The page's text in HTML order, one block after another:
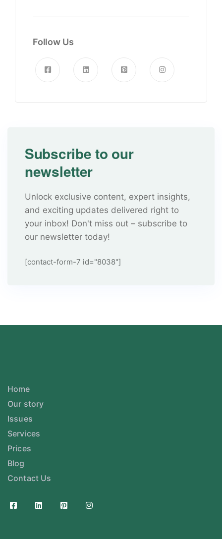
Follow Us
Subscribe to our
newsletter
Unlock exclusive content, expert insights,
and exciting updates delivered right to
your inbox! Don't miss out – subscribe to
our newsletter today!
[contact-form-7 id="8038"]
Home
Our story
Issues
Services
Prices
Blog
Contact Us